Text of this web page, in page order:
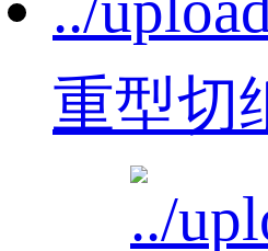
重型切